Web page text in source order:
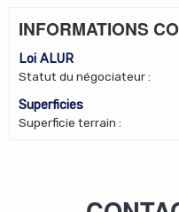
INFORMATIONS
Loi ALUR
Statut du négociateur:
Superficies
Superficie terrain :